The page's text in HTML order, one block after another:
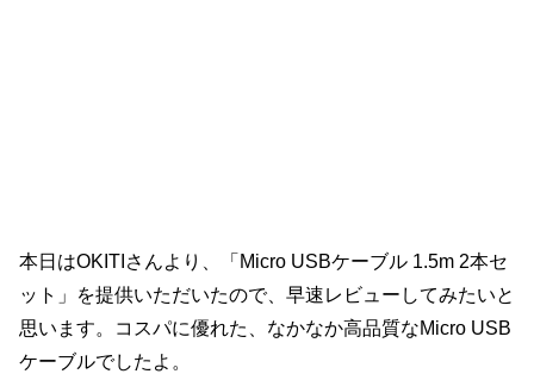
本日はOKITIさんより、「Micro USBケーブル 1.5m 2本セ
ット」を提供いただいたので、早速レビューしてみたいと
思います。コスパに優れた、なかなか高品質なMicro USB
ケーブルでしたよ。